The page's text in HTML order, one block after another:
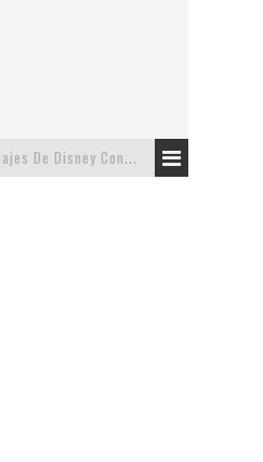
Personajes De Disney Con Vestuarios Contemporáneos